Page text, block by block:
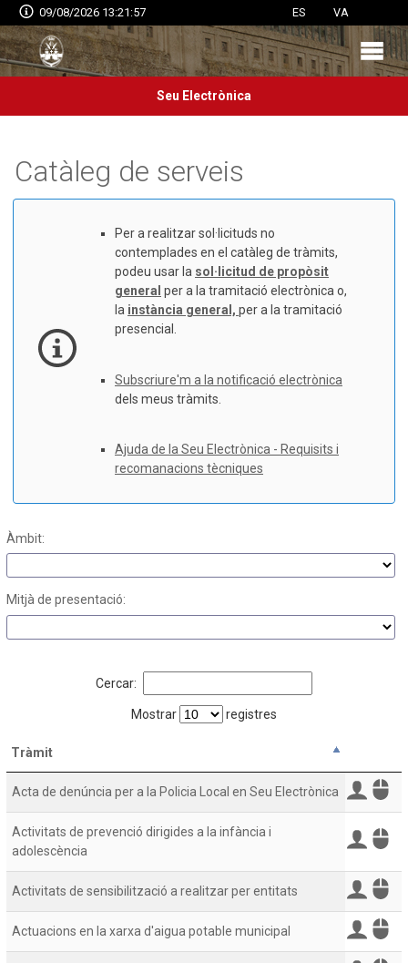
09/08/2026 13:21:57 ES VA
Seu Electrònica
Catàleg de serveis
Per a realitzar sol·licituds no
contemplades en el catàleg de tràmits,
podeu usar la sol·licitud de propòsit
general per a la tramitació electrònica o,
la instància general, per a la tramitació
presencial.
Subscriure'm a la notificació electrònica
dels meus tràmits.
Ajuda de la Seu Electrònica - Requisits i
recomanacions tècniques
Àmbit:
Mitjà de presentació:
Cercar:
Mostrar registres
Tràmit
Acta de denúncia per a la Policia Local en Seu Electrònica
Activitats de prevenció dirigides a la infància i
adolescència
Activitats de sensibilització a realitzar per entitats
Actuacions en la xarxa d'aigua potable municipal